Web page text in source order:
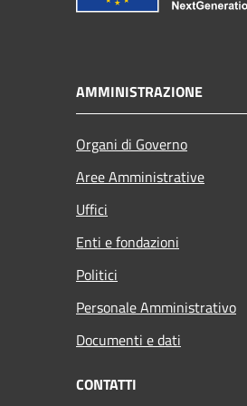
AMMINISTRAZIONE
Organi di Governo
Aree Amministrative
Uffici
Enti e fondazioni
Politici
Personale Amministrativo
Documenti e dati
CONTATTI